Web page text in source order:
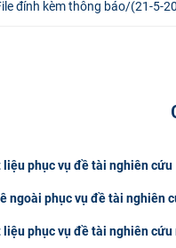
kèm thông báo/(21-5-
phục vụ đề tài nghiên cứu
ngoài phục vụ đề tài nghiên
phục vụ đề tài nghiên cứu